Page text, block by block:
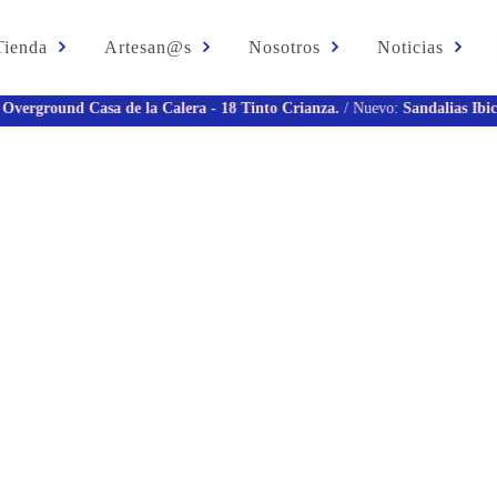
Artesan@s Nosotros Noticias
de la Calera - 18 Tinto Crianza./ Nuevo:Sandalias Ibicencas